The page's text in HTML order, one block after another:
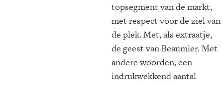
topsegment van de markt,
met respect voor de ziel van
de plek. Met, als extraatje,
de geest van Beaumier. Met
andere woorden, een
indrukwekkend aantal